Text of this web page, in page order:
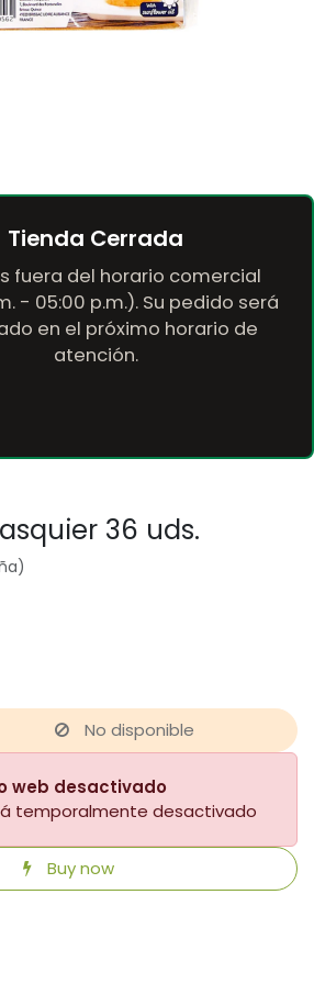
Tienda Cerrada
fuera del horario comercial
- 05:00 p.m.). Su pedido será
en el próximo horario de
atención.
36 uds.
No disponible
web desactivado
temporalmente desactivado
Buy now